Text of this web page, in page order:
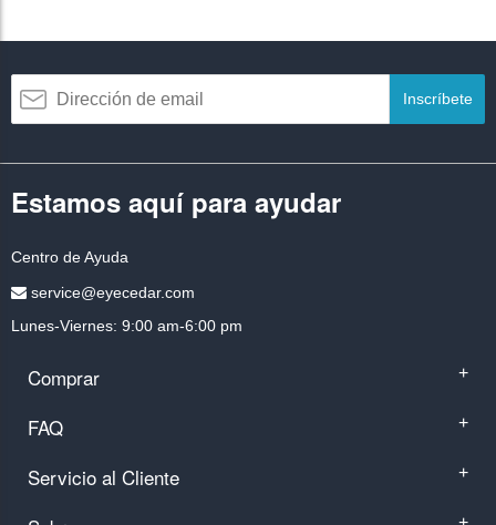
Inscríbete
Estamos aquí para ayudar
Centro de Ayuda
service@eyecedar.com
Lunes-Viernes: 9:00 am-6:00 pm
Comprar +
FAQ +
Servicio al Cliente +